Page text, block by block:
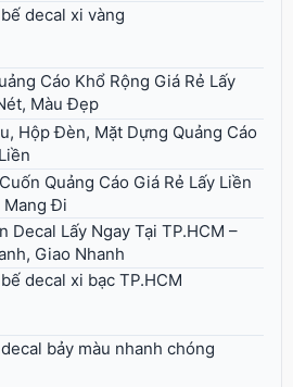
decal xi vàng
Cáo Khổ Rộng Giá Rẻ Lấy
Màu Đẹp
Hộp Đèn, Mặt Dựng Quảng Cáo
Quảng Cáo Giá Rẻ Lấy Liền
Mang Đi
Decal Lấy Ngay Tại TP.HCM –
Giao Nhanh
decal xi bạc TP.HCM
bảy màu nhanh chóng